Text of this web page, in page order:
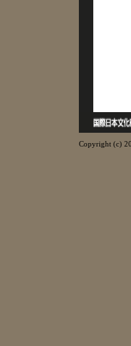
Copyright (c)